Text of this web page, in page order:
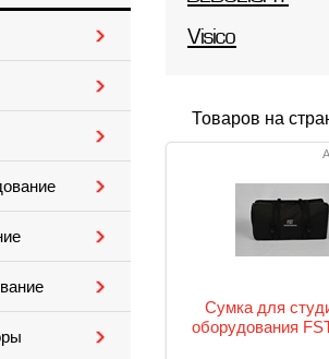
Visico
Товаров на
Сумка для
оборудования